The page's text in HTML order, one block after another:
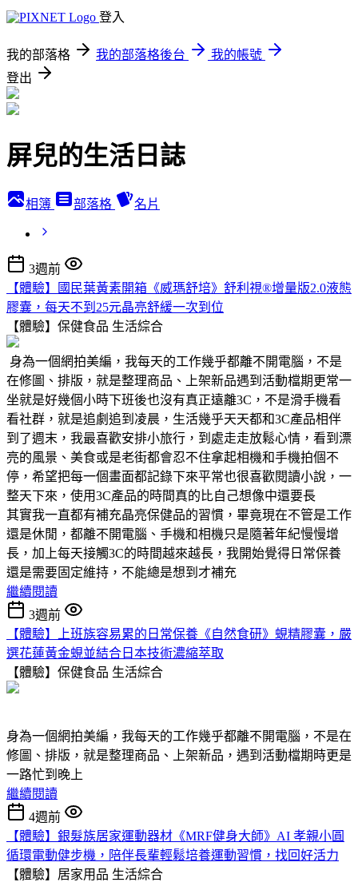
登入
我的部落格 我的部落格後台
我的帳號
登出
屏兒的生活日誌
相簿 部落格 名片
3週前
【體驗】國民葉黃素開箱《威瑪舒培》舒利視®增量版2.0液態
膠囊，每天不到25元晶亮舒緩一次到位
【體驗】保健食品 生活綜合
身為一個網拍美編，我每天的工作幾乎都離不開電腦，不是
在修圖、排版，就是整理商品、上架新品遇到活動檔期更常一
坐就是好幾個小時下班後也沒有真正遠離3C，不是滑手機看
看社群，就是追劇追到凌晨，生活幾乎天天都和3C產品相伴
到了週末，我最喜歡安排小旅行，到處走走放鬆心情，看到漂
亮的風景、美食或是老街都會忍不住拿起相機和手機拍個不
停，希望把每一個畫面都記錄下來平常也很喜歡閱讀小說，一
整天下來，使用3C產品的時間真的比自己想像中還要長
其實我一直都有補充晶亮保健品的習慣，畢竟現在不管是工作
還是休閒，都離不開電腦、手機和相機只是隨著年紀慢慢增
長，加上每天接觸3C的時間越來越長，我開始覺得日常保養
還是需要固定維持，不能總是想到才補充
繼續閱讀
3週前
【體驗】上班族容易累的日常保養《自然食研》蜆精膠囊，嚴
選花蓮黃金蜆並結合日本技術濃縮萃取
【體驗】保健食品 生活綜合
身為一個網拍美編，我每天的工作幾乎都離不開電腦，不是在
修圖、排版，就是整理商品、上架新品，遇到活動檔期時更是
一路忙到晚上
繼續閱讀
4週前
【體驗】銀髮族居家運動器材《MRF健身大師》AI 孝親小圓
循環電動健步機，陪伴長輩輕鬆培養運動習慣，找回好活力
【體驗】居家用品 生活綜合